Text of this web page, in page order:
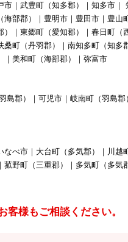
市｜武豊町（知多郡）｜知多市｜
海部郡）｜豊明市｜豊田市｜豊山
）｜東郷町（愛知郡）｜春日町（
町（丹羽郡）｜南知多町（知多
｜美和町（海部郡）｜弥富市
島郡）｜可児市｜岐南町（羽島
なべ市｜大台町（多気郡）｜川越
菰野町（三重郡）｜多気町（多気
客様もご相談ください。